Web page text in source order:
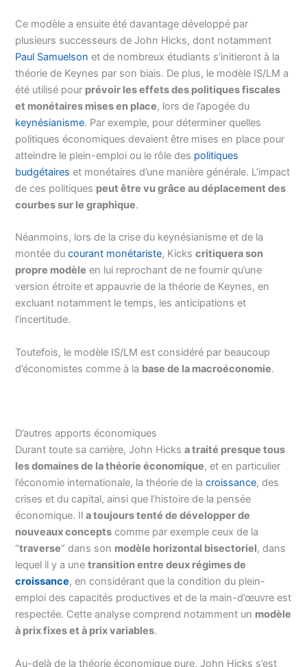
Ce modèle a ensuite été davantage développé par
plusieurs successeurs de John Hicks, dont notamment
Paul Samuelson et de nombreux étudiants s’initieront à la
théorie de Keynes par son biais. De plus, le modèle IS/LM a
été utilisé pour prévoir les effets des politiques fiscales
et monétaires mises en place, lors de l’apogée du
keynésianisme. Par exemple, pour déterminer quelles
politiques économiques devaient être mises en place pour
atteindre le plein-emploi ou le rôle des politiques
budgétaires et monétaires d’une manière générale. L’impact
de ces politiques peut être vu grâce au déplacement des
courbes sur le graphique.
Néanmoins, lors de la crise du keynésianisme et de la
montée ducourant monétariste, Kickscritiquera son
propre modèle en lui reprochant de ne fournir qu’une
version étroite et appauvrie de la théorie de Keynes, en
excluant notamment le temps, les anticipations et
l’incertitude.
Toutefois, le modèle IS/LM est considéré par beaucoup
d’économistes comme à la base de la macroéconomie.
D’autres apports économiques
Durant toute sa carrière, John Hicksa traité presque tous
les domaines de la théorie économique, et en particulier
l’économie internationale, la théorie de lacroissance, des
crises et du capital, ainsi que l’histoire de la pensée
économique. Ila toujours tenté de développer de
nouveaux concepts comme par exemple ceux de la
“traverse” dans son modèle horizontal bisectoriel, dans
lequel il y a unetransition entre deux régimes de
croissance, en considérant que la condition du plein-
emploi des capacités productives et de la main-d’œuvre est
respectée. Cette analyse comprend notamment un modèle
à prix fixes et à prix variables.
Au-delà de la théorie économique pure, John Hicks s’est